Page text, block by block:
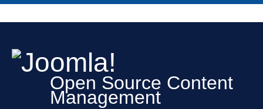
Open Source Content
Management